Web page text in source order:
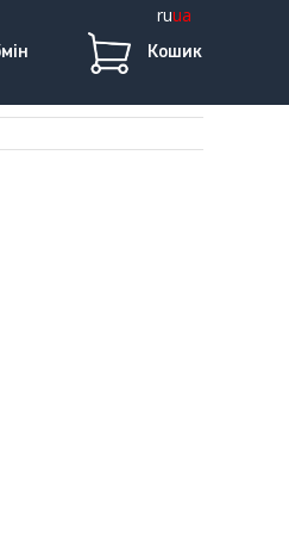
ruua
Кошик